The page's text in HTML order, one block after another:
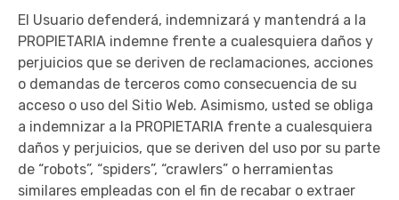
El Usuario defenderá, indemnizará y mantendrá a la
PROPIETARIA indemne frente a cualesquiera daños y
perjuicios que se deriven de reclamaciones, acciones
o demandas de terceros como consecuencia de su
acceso o uso del Sitio Web. Asimismo, usted se obliga
a indemnizar a la PROPIETARIA frente a cualesquiera
daños y perjuicios, que se deriven del uso por su parte
de “robots”, “spiders”, “crawlers” o herramientas
similares empleadas con el fin de recabar o extraer